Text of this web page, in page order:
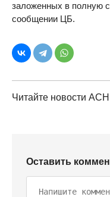
заложенных в полную
сообщении ЦБ.
Читайте новости АСН
Оставить